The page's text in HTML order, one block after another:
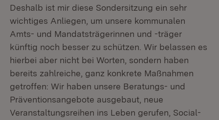
Deshalb ist mir diese Sondersitzung ein sehr
wichtiges Anliegen, um unsere kommunalen
Amts- und Mandatsträgerinnen und -träger
künftig noch besser zu schützen. Wir belassen es
hierbei aber nicht bei Worten, sondern haben
bereits zahlreiche, ganz konkrete Maßnahmen
getroffen: Wir haben unsere Beratungs- und
Präventionsangebote ausgebaut, neue
Veranstaltungsreihen ins Leben gerufen, Social-